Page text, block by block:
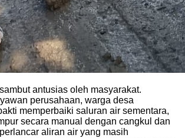
antusias oleh masyarakat.
perusahaan, warga desa
memperbaiki saluran air sementara,
secara manual dengan cangkul dan
aliran air yang masih